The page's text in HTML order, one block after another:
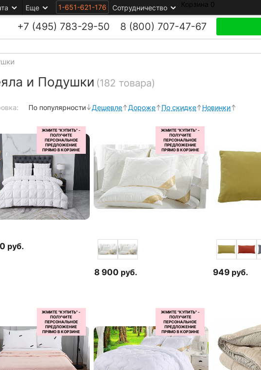
Еще 1-651-621-176 Сотрудничество Корзина 0
+7 (495) 783-29-50 8 (800) 707-47-67
и Подушки (182 товара)
По популярности Дешевле Дороже По скидке Новинки
руб.
8 900 руб. 949 руб.